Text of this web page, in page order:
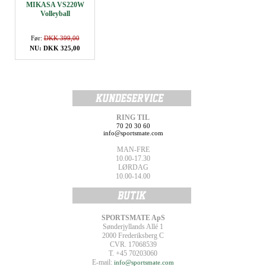
MIKASA VS220W
Volleyball
Før:DKK 399,00
NU: DKK 325,00
RING TIL
70 20 30 60
info@sportsmate.com
MAN-FRE
10.00-17.30
LØRDAG
10.00-14.00
SPORTSMATE ApS
Sønderjyllands Allé 1
2000 Frederiksberg C
CVR. 17068539
T. +45 70203060
E-mail: info@sportsmate.com